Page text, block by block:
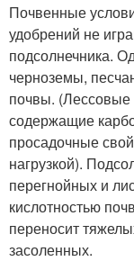
Почвенные
удобрений не
подсолнечника.
черноземы,
почвы. (Лессовые
содержащие
просадочные
нагрузкой).
перегнойных и
кислотностью
переносит
засоленных.